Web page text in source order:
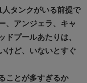
タンクがいる前提で
、アンジェラ、キャ
ドプールあたりは、
けど、いないとすぐ
ことが多すぎるか